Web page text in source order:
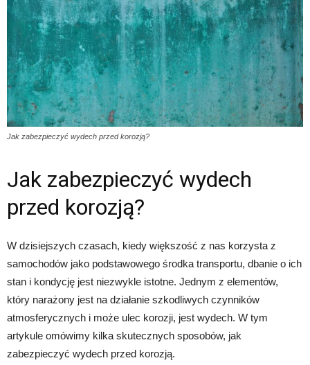
Jak zabezpieczyć wydech przed korozją?
Jak zabezpieczyć wydech
przed korozją?
W dzisiejszych czasach, kiedy większość z nas korzysta z
samochodów jako podstawowego środka transportu, dbanie o ich
stan i kondycję jest niezwykle istotne. Jednym z elementów,
który narażony jest na działanie szkodliwych czynników
atmosferycznych i może ulec korozji, jest wydech. W tym
artykule omówimy kilka skutecznych sposobów, jak
zabezpieczyć wydech przed korozją.